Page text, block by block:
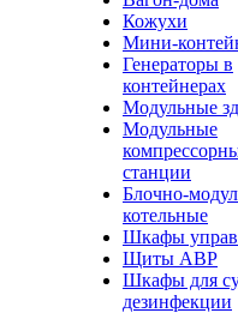
Кожухи
Мини-
Генераторы в
контейнерах
Модульные
Модульные
станции
Блочно-
котельные
Шкафы
Щиты АВР
Шкафы для
дезинфекции